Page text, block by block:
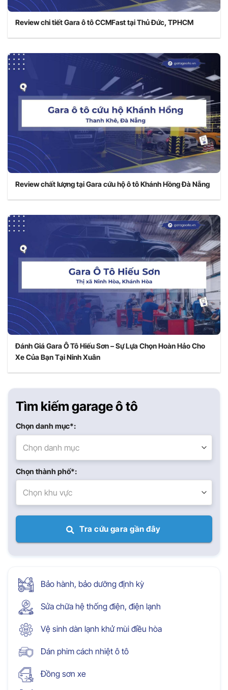
Review chi tiết Gara ô tô CCMFast tại Thủ Đức, TPHCM
Review chất lượng tại Gara cứu hộ ô tô Khánh Hồng Đà Nẵng
Đánh Giá Gara Ô Tô Hiếu Sơn – Sự Lựa Chọn Hoàn Hảo Cho
Xe Của Bạn Tại Ninh Xuân
Tìm kiếm garage ô tô
Chọn danh mục*:
Chọn danh mục
Chọn thành phố*:
Chọn khu vực
Tra cứu gara gần đây
Bảo hành, bảo dưỡng định kỳ
Sửa chữa hệ thống điện, điện lạnh
Vệ sinh dàn lạnh khử mùi điều hòa
Dán phim cách nhiệt ô tô
Đồng sơn xe